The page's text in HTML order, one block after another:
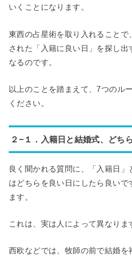
いくことになります。
東西の占星術を取り入れることで
された「入籍に良い日」を探し出
なるのです。
以上のことを踏まえて、7つのル
ください。
２−１．入籍日と結婚式、どち
良く聞かれる質問に、「入籍日」
はどちらを良い日にしたら良いで
ます。
これは、実は人によって異なりま
西欧などでは、牧師の前で結婚を